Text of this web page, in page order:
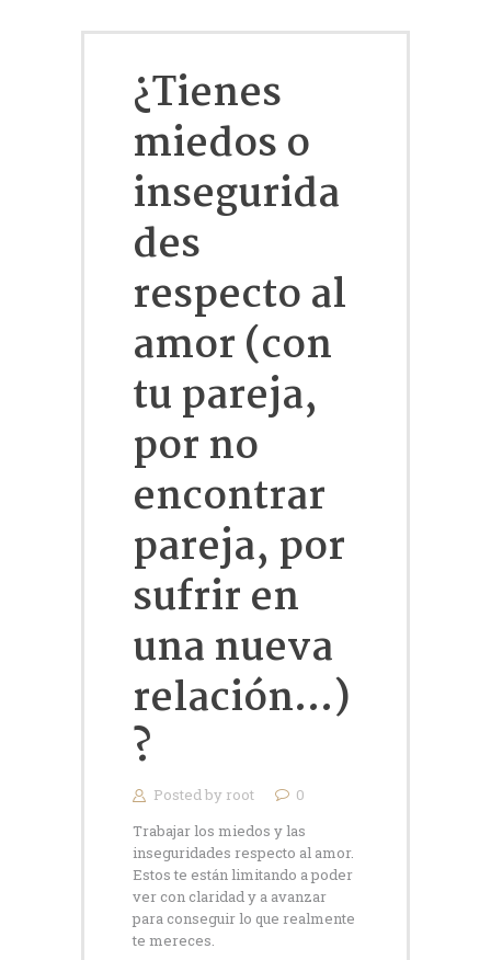
¿Tienes
miedos o
insegurida
des
respecto al
amor (con
tu pareja,
por no
encontrar
pareja, por
sufrir en
una nueva
relación…)
?
Posted by root
0
Trabajar los miedos y las
inseguridades respecto al amor.
Estos te están limitando a poder
ver con claridad y a avanzar
para conseguir lo que realmente
te mereces.